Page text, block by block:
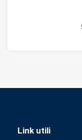
Link utili